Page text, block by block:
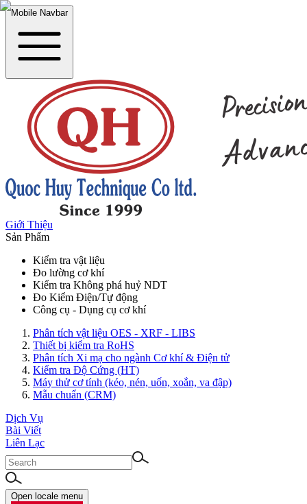
Mobile Navbar
Giới Thiệu
Sản Phẩm
Kiểm tra vật liệu
Đo lường cơ khí
Kiểm tra Không phá huỷ NDT
Đo Kiểm Điện/Tự động
Công cụ - Dụng cụ cơ khí
Phân tích vật liệu OES - XRF - LIBS
Thiết bị kiểm tra RoHS
Phân tích Xi mạ cho ngành Cơ khí & Điện tử
Kiểm tra Độ Cứng (HT)
Máy thử cơ tính (kéo, nén, uốn, xoắn, va đập)
Mẫu chuẩn (CRM)
Dịch Vụ
Bài Viết
Liên Lạc
Open locale menu